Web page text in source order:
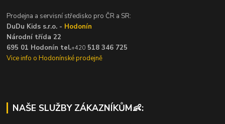
Prodejna a servisní středisko pro ČR a SR:
DuDu Kids s.r.o. - Hodonín
Národní třída 22
695 01 Hodonín tel.+420 518 346 725
Vice info o Hodonínské prodejně
NAŠE SLUŽBY ZÁKAZNÍKŮM👶: